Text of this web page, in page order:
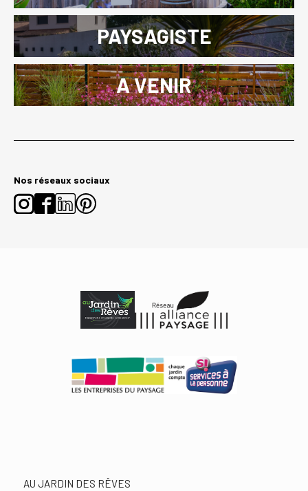
PAYSAGISTE
A VENIR
Nos réseaux sociaux
AU JARDIN DES RÊVES